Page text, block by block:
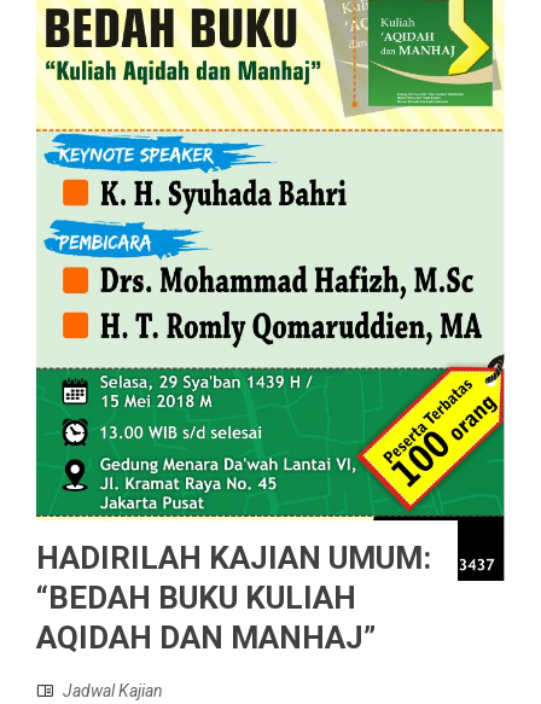
HADIRILAH KAJIAN UMUM:
“BEDAH BUKU KULIAH
AQIDAH DAN MANHAJ”
Jadwal Kajian